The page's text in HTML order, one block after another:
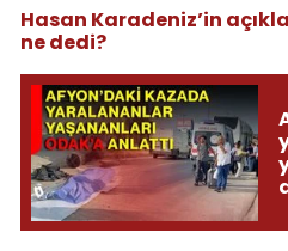
Hasan Karadeniz’in
ne dedi?